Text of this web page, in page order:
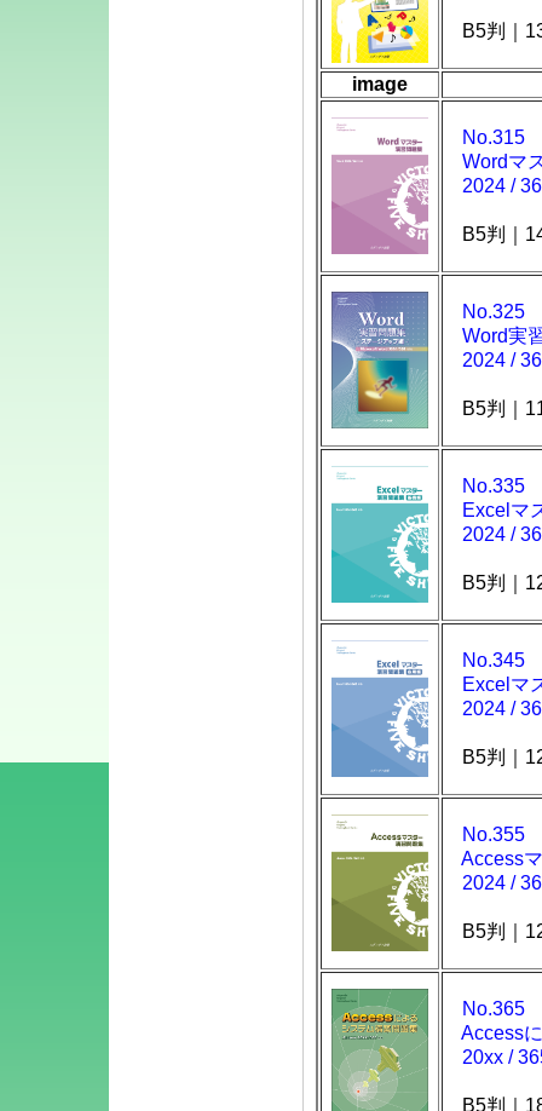
購入申込書を
きPDF）」を
い
※PDFフォー
び Reader" を
教材の見本を
＆A＞の「ム
討したいので
ご覧ください
【重要】事
内
2024年8月19
環として、本
こととなりま
FAX（ファク
ージから直接
設置いたしま
事務所移転や
務所移転なら
ご確認くださ
※2024年8月
れるのでご注
【連絡先】（
TEL:042-843-
【ご注文】（
購入申込フォ
B5判｜
image
No.315
Wordマ
2024 /
B5判｜
No.325
Word実
2024 /
B5判｜
No.335
Excelマ
2024 /
B5判｜
No.345
Excelマ
2024 /
B5判｜
No.355
Access
2024 /
B5判｜
No.365
Access
20xx /
B5判｜